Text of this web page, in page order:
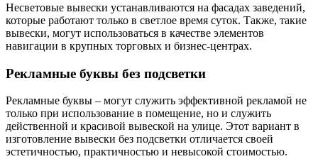
Несветовые вывески устанавливаются на фасадах заведений,
которые работают только в светлое время суток. Также, такие
вывески, могут использоваться в качестве элементов
навигации в крупных торговых и бизнес-центрах.
Рекламные буквы без подсветки
Рекламные буквы – могут служить эффективной рекламой не
только при использование в помещение, но и служить
действенной и красивой вывеской на улице. Этот вариант в
изготовление вывески без подсветки отличается своей
эстетичностью, практичностью и невысокой стоимостью.